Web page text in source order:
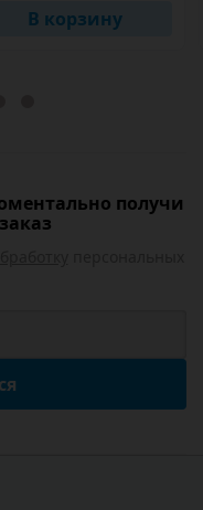
В корзину
получи